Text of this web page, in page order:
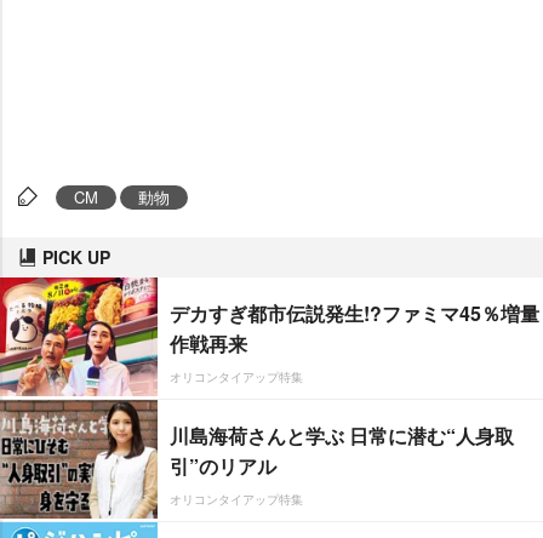
CM 動物
PICK UP
デカすぎ都市伝説発生!?ファミマ45％増量
作戦再来
オリコンタイアップ特集
川島海荷さんと学ぶ 日常に潜む“人身取
引”のリアル
オリコンタイアップ特集